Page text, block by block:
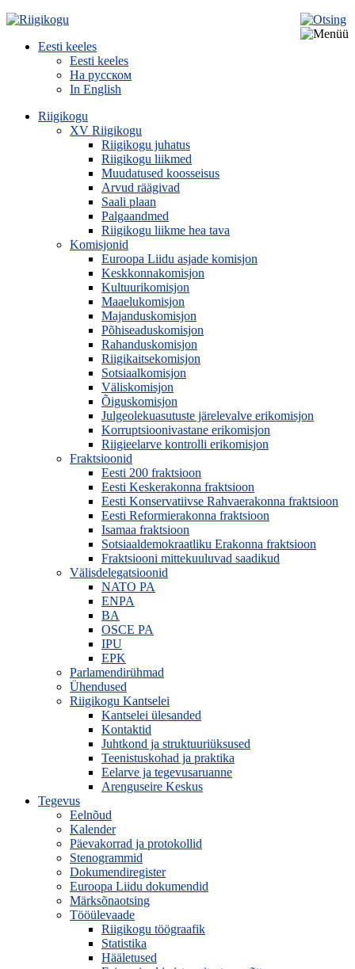
Eesti keeles
Eesti keeles
На русском
In English
Riigikogu
XV Riigikogu
Riigikogu juhatus
Riigikogu liikmed
Muudatused koosseisus
Arvud räägivad
Saali plaan
Palgaandmed
Riigikogu liikme hea tava
Komisjonid
Euroopa Liidu asjade komisjon
Keskkonnakomisjon
Kultuurikomisjon
Maaelukomisjon
Majanduskomisjon
Põhiseaduskomisjon
Rahanduskomisjon
Riigikaitsekomisjon
Sotsiaalkomisjon
Väliskomisjon
Õiguskomisjon
Julgeolekuasutuste järelevalve erikomisjon
Korruptsioonivastane erikomisjon
Riigieelarve kontrolli erikomisjon
Fraktsioonid
Eesti 200 fraktsioon
Eesti Keskerakonna fraktsioon
Eesti Konservatiivse Rahvaerakonna fraktsioon
Eesti Reformierakonna fraktsioon
Isamaa fraktsioon
Sotsiaaldemokraatliku Erakonna fraktsioon
Fraktsiooni mittekuuluvad saadikud
Välisdelegatsioonid
NATO PA
ENPA
BA
OSCE PA
IPU
EPK
Parlamendirühmad
Ühendused
Riigikogu Kantselei
Kantselei ülesanded
Kontaktid
Juhtkond ja struktuuriüksused
Teenistuskohad ja praktika
Eelarve ja tegevusaruanne
Arenguseire Keskus
Tegevus
Eelnõud
Kalender
Päevakorrad ja protokollid
Stenogrammid
Dokumendiregister
Euroopa Liidu dokumendid
Märksõnaotsing
Tööülevaade
Riigikogu töögraafik
Statistika
Hääletused